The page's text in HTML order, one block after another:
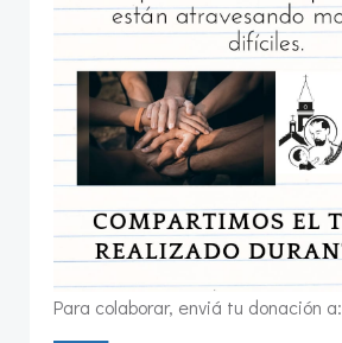
Para colaborar, enviá tu donación a: